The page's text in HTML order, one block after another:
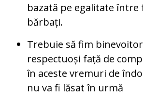
bazată pe egalitate între
bărbați.
Trebuie să fim
respectuoși față de
în aceste vremuri de
nu va fi lăsat în urmă